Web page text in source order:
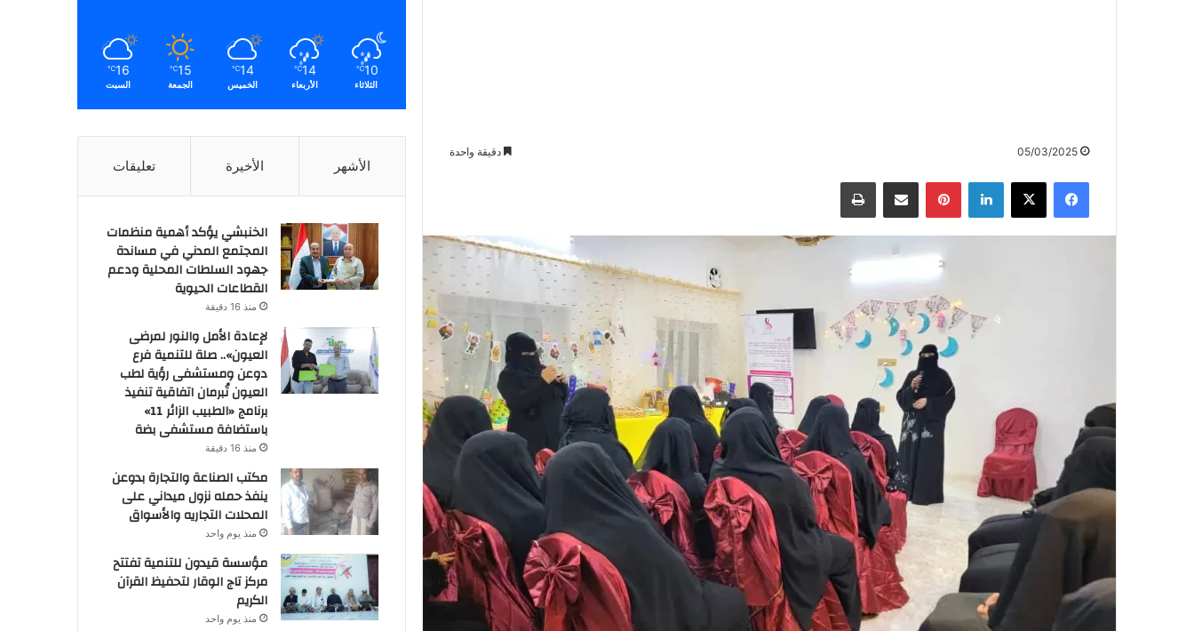
05/03/2025 دقيقة واحدة
10
℃
الثلاثاء
14
℃
الأربعاء
14
℃
الخميس
15
℃
الجمعة
16
℃
السبت
الأشهر الأخيرة تعليقات
الخنبشي يؤكد أهمية منظمات
المجتمع المدني في مساندة
جهود السلطات المحلية ودعم
القطاعات الحيوية
منذ 16 دقيقة
لإعادة الأمل والنور لمرضى
العيون».. صلة للتنمية فرع
دوعن ومستشفى رؤية لطب
العيون تُبرمان اتفاقية تنفيذ
برنامج «الطبيب الزائر 11»
باستضافة مستشفى بضة
منذ 16 دقيقة
مكتب الصناعة والتجارة بدوعن
ينفذ حمله نزول ميداني على
المحلات التجاريه والأسواق
منذ يوم واحد
مؤسسة قيدون للتنمية تفتتح
مركز تاج الوقار لتحفيظ القرآن
الكريم
منذ يوم واحد